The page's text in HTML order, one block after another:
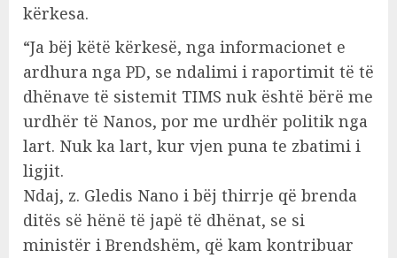
kërkesa.
“Ja bëj këtë kërkesë, nga informacionet e
ardhura nga PD, se ndalimi i raportimit të të
dhënave të sistemit TIMS nuk është bërë me
urdhër të Nanos, por me urdhër politik nga
lart. Nuk ka lart, kur vjen puna te zbatimi i
ligjit.
Ndaj, z. Gledis Nano i bëj thirrje që brenda
ditës së hënë të japë të dhënat, se si
ministër i Brendshëm, që kam kontribuar